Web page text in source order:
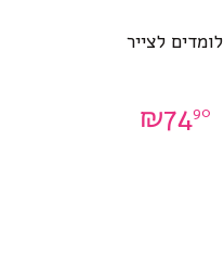
לומדים לצייר
₪7490